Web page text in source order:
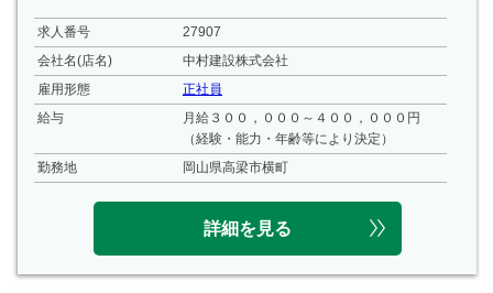
求人番号
27907
会社名(店名)
中村建設株式会社
雇用形態
正社員
給与
月給３００，０００～４００，０００円
（経験・能力・年齢等により決定）
勤務地
岡山県高梁市横町
詳細を見る